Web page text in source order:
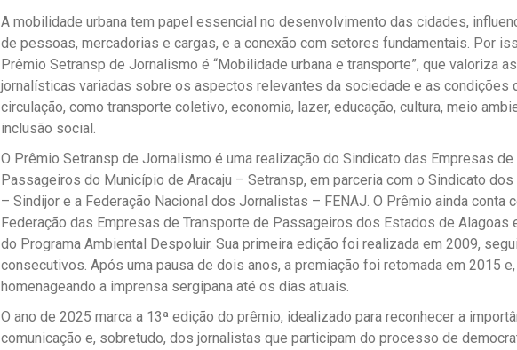
A mobilidade urbana tem papel essencial no desenvolvimento das cidades,
de pessoas, mercadorias e cargas, e a conexão com setores fundamentais. Por
Prêmio Setransp de Jornalismo é “Mobilidade urbana e transporte”, que valoriza
jornalísticas variadas sobre os aspectos relevantes da sociedade e as condições
circulação, como transporte coletivo, economia, lazer, educação, cultura, meio
inclusão social.
O Prêmio Setransp de Jornalismo é uma realização do Sindicato das Empresas de
Passageiros do Município de Aracaju – Setransp, em parceria com o Sindicato
– Sindijor e a Federação Nacional dos Jornalistas – FENAJ. O Prêmio ainda conta
Federação das Empresas de Transporte de Passageiros dos Estados de Alagoas
do Programa Ambiental Despoluir. Sua primeira edição foi realizada em 2009,
consecutivos. Após uma pausa de dois anos, a premiação foi retomada em 2015
homenageando a imprensa sergipana até os dias atuais.
O ano de 2025 marca a 13ª edição do prêmio, idealizado para reconhecer a
comunicação e, sobretudo, dos jornalistas que participam do processo de